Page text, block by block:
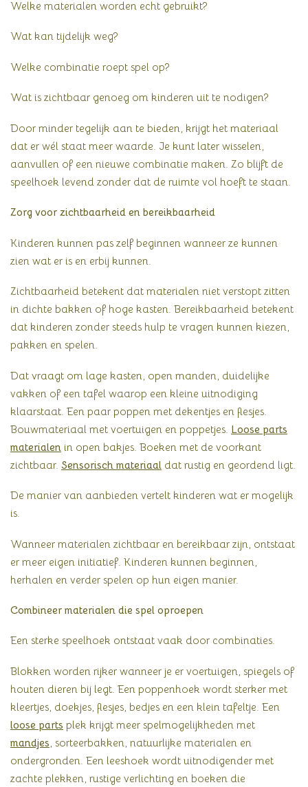
Welke materialen worden echt gebruikt?
Wat kan tijdelijk weg?
Welke combinatie roept spel op?
Wat is zichtbaar genoeg om kinderen uit te nodigen?
Door minder tegelijk aan te bieden, krijgt het materiaal
dat er wél staat meer waarde. Je kunt later wisselen,
aanvullen of een nieuwe combinatie maken. Zo blijft de
speelhoek levend zonder dat de ruimte vol hoeft te staan.
Zorg voor zichtbaarheid en bereikbaarheid
Kinderen kunnen pas zelf beginnen wanneer ze kunnen
zien wat er is en erbij kunnen.
Zichtbaarheid betekent dat materialen niet verstopt zitten
in dichte bakken of hoge kasten. Bereikbaarheid betekent
dat kinderen zonder steeds hulp te vragen kunnen kiezen,
pakken en spelen.
Dat vraagt om lage kasten, open manden, duidelijke
vakken of een tafel waarop een kleine uitnodiging
klaarstaat. Een paar poppen met dekentjes en flesjes.
Bouwmateriaal met voertuigen en poppetjes. Loose parts
materialen in open bakjes. Boeken met de voorkant
zichtbaar. Sensorisch materiaal dat rustig en geordend ligt.
De manier van aanbieden vertelt kinderen wat er mogelijk
is.
Wanneer materialen zichtbaar en bereikbaar zijn, ontstaat
er meer eigen initiatief. Kinderen kunnen beginnen,
herhalen en verder spelen op hun eigen manier.
Combineer materialen die spel oproepen
Een sterke speelhoek ontstaat vaak door combinaties.
Blokken worden rijker wanneer je er voertuigen, spiegels of
houten dieren bij legt. Een poppenhoek wordt sterker met
kleertjes, doekjes, flesjes, bedjes en een klein tafeltje. Een
loose parts plek krijgt meer spelmogelijkheden met
mandjes, sorteerbakken, natuurlijke materialen en
ondergronden. Een leeshoek wordt uitnodigender met
zachte plekken, rustige verlichting en boeken die